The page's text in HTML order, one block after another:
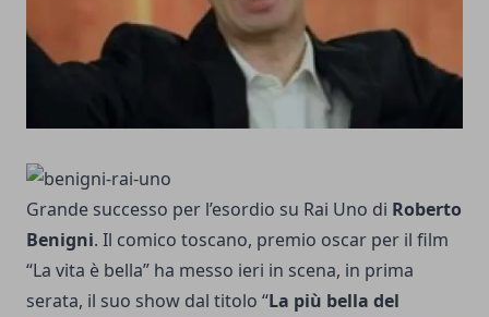
Grande successo per l’esordio su Rai Uno di Roberto
Benigni. Il comico toscano, premio oscar per il film
“La vita è bella” ha messo ieri in scena, in prima
serata, il suo show dal titolo “La più bella del